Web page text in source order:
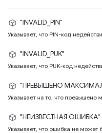
"INVALID_PIN"
Указывает, что PIN-код
"INVALID_PUK"
Указывает, что PUK-код
"ПРЕВЫШЕНО
Указывает на то, что превышено
"НЕИЗВЕСТНАЯ ОШИБКА"
Указывает, что ошибка не